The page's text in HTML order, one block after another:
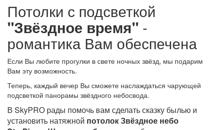
Потолки с подсветкой
"Звёздное время" -
романтика Вам обеспечена
Если Вы любите прогулки в свете ночных звёзд, мы подарим
Вам эту возможность.
Теперь, каждый вечер Вы сможете наслаждаться чарующей
подсветкой панорамы звёздного небосвода.
В SkyPRO рады помочь вам сделать сказку былью и
установить натяжной потолок Звёздное небо